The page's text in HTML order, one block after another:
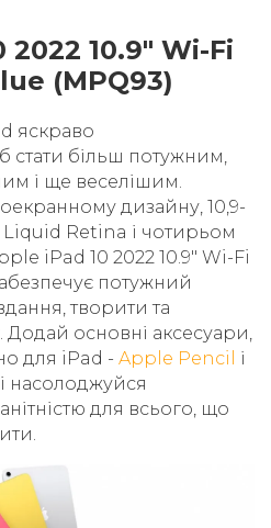
2022 10.9" Wi-Fi
(MPQ93)
яскраво
більш потужним,
і ще веселішим.
дизайну, 10,9-
Retina і чотирьом
iPad 10 2022 10.9" Wi-Fi
потужний
творити та
Додай основні аксесуари,
для iPad - Apple Pencil
і
насолоджуйся
для всього, що